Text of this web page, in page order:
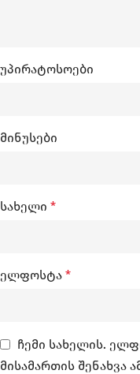
უპირატოსოები
მინუსები
სახელი *
ელფოსტა *
ჩემი სახელის.
მისამართის შენახვა